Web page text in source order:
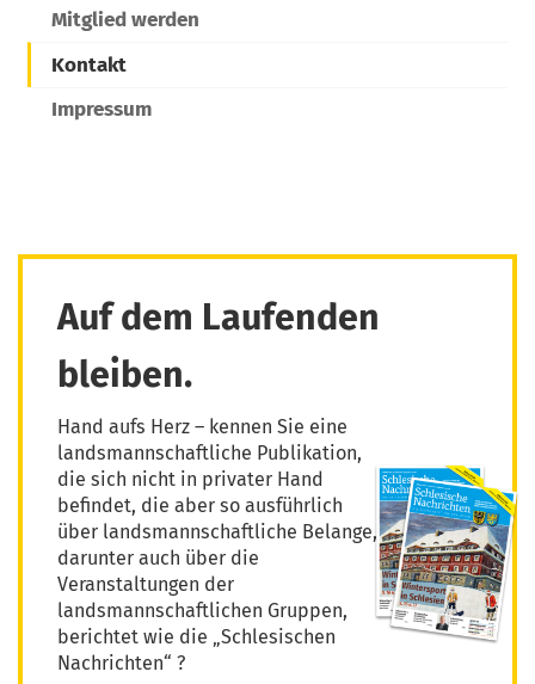
Mitglied werden
Kontakt
Impressum
Auf dem Laufenden
bleiben.
Hand aufs Herz – kennen Sie eine
landsmannschaftliche Publikation,
die sich nicht in privater Hand
befindet, die aber so ausführlich
über landsmannschaftliche Belange,
darunter auch über die
Veranstaltungen der
landsmannschaftlichen Gruppen,
berichtet wie die „Schlesischen
Nachrichten“ ?